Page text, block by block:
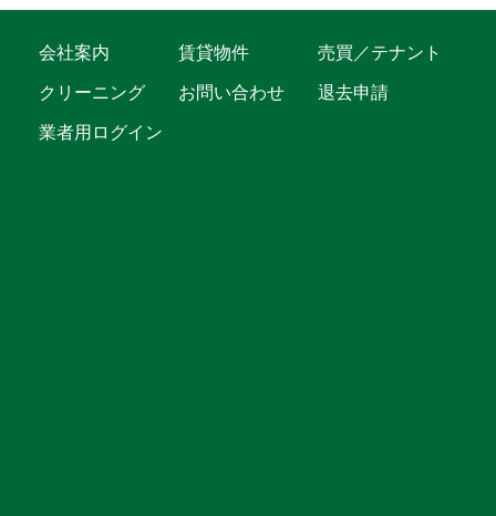
会社案内 賃貸物件
売買／テナント
クリーニング
お問い合わせ
退去申請
業者用ログイン